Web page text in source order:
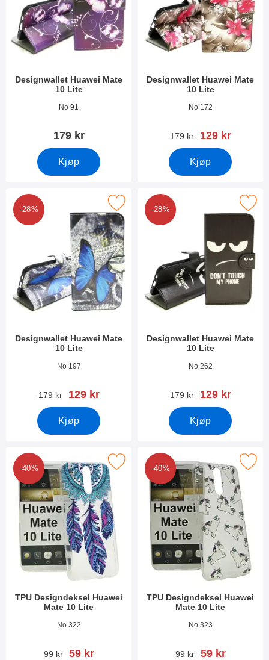
Designwallet Huawei Mate
10 Lite
Varenummer 25271
No 91
179 kr
Kjøp
Designwallet Huawei Mate
10 Lite
Varenummer 25269
No 172
gammel pris
179 kr ny pris
129 kr
Kjøp
-28%
Designwallet Huawei Mate
10 Lite
Varenummer 25268
No 197
gammel pris
179 kr ny pris
129 kr
Kjøp
Merk designwallet Huawei Mate 10 Lite som favoritt
-28%
Designwallet Huawei Mate
10 Lite
Varenummer 25208
No 262
gammel pris
179 kr ny pris
129 kr
Kjøp
Merk designwallet Huawei
-40%
TPU Designdeksel Huawei
Mate 10 Lite
Varenummer 25473
No 322
gammel pris
99 kr ny pris
59 kr
tPU Designdeksel Huawei Mate 10 Lite som favoritt
-40%
TPU Designdeksel Huawei
Mate 10 Lite
Varenummer 25472
No 323
gammel pris
99 kr ny pris
59 kr
Merk tPU Designdeksel Huawei